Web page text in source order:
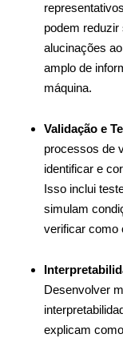
podem
alucinações
amplo de
máquina.
Validação e
processos de
identificar e
Isso inclui
simulam
verificar como
Desenvolver
explicam